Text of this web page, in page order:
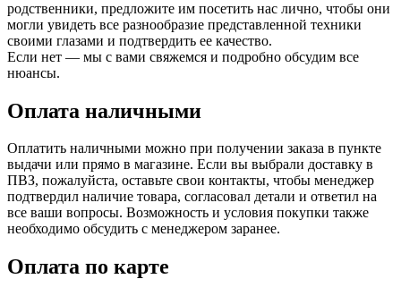
родственники, предложите им посетить нас лично, чтобы они
могли увидеть все разнообразие представленной техники
своими глазами и подтвердить ее качество.
Если нет — мы с вами свяжемся и подробно обсудим все
нюансы.
Оплата наличными
Оплатить наличными можно при получении заказа в пункте
выдачи или прямо в магазине. Если вы выбрали доставку в
ПВЗ, пожалуйста, оставьте свои контакты, чтобы менеджер
подтвердил наличие товара, согласовал детали и ответил на
все ваши вопросы. Возможность и условия покупки также
необходимо обсудить с менеджером заранее.
Оплата по карте